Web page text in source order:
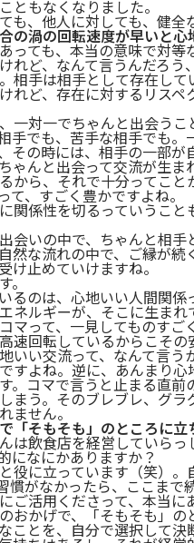
ともなくなりました。
も、他人に対しても、健全
の渦の回転速度が早いと心
っても、本当の意味で対
れど、なんて言うんだろう
相手は相手として存在し
れど、存在に対するリス
一対一でちゃんと出会う
手でも、苦手な相手でも
その時には、相手の一部が
ゃんと出会って交流が生ま
から、それで十分ってこ
て、すごく豊かですよね。
関係性を切るっていうこ
会いの中で、ちゃんと相
然な流れの中で、ご縁が
け止めていけますね。
。
るのは、心地いい人間関係
ネルギーが、そこに生ま
マって、一見してものす
速回転しているからこそ
いい交流って、なんて言う
すよね。逆に、あんまり
。コマで言うと止まる直
まう。そのブレブレ、グラ
ません。
「そもそも」のところに立
は飲食店を経営していら
になにかありますか？
役に立っています（笑）
慣がなかったら、ここまで
ご活用くださって、本当に
おかげで、「そもそも」
ことを、自分で選択して